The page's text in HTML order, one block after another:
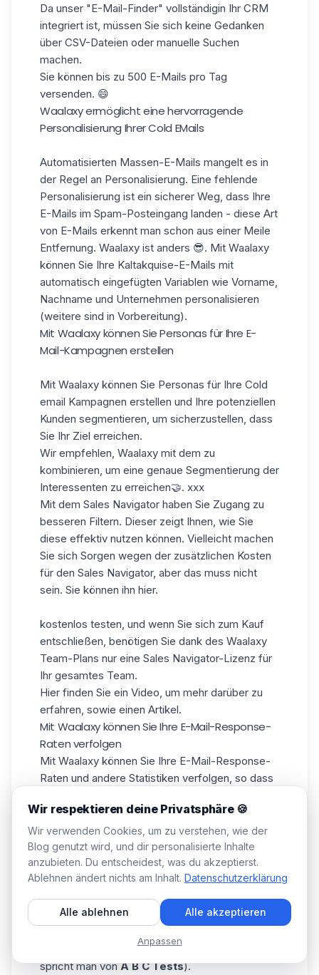
Da unser "E-Mail-Finder" vollständigin Ihr CRM
integriert ist, müssen Sie sich keine Gedanken
über CSV-Dateien oder manuelle Suchen
machen.
Sie können bis zu 500 E-Mails pro Tag
versenden. 😄
Waalaxy ermöglicht eine hervorragende
Personalisierung Ihrer Cold EMails
Automatisierten Massen-E-Mails mangelt es in
der Regel an Personalisierung. Eine fehlende
Personalisierung ist ein sicherer Weg, dass Ihre
E-Mails im Spam-Posteingang landen - diese Art
von E-Mails erkennt man schon aus einer Meile
Entfernung. Waalaxy ist anders 😎. Mit Waalaxy
können Sie Ihre Kaltakquise-E-Mails mit
automatisch eingefügten Variablen wie Vorname,
Nachname und Unternehmen personalisieren
(weitere sind in Vorbereitung).
Mit Waalaxy können Sie Personas für Ihre E-
Mail-Kampagnen erstellen
Mit Waalaxy können Sie Personas für Ihre Cold
email Kampagnen erstellen und Ihre potenziellen
Kunden segmentieren, um sicherzustellen, dass
Sie Ihr Ziel erreichen.
Wir empfehlen, Waalaxy mit dem zu
kombinieren, um eine genaue Segmentierung der
Interessenten zu erreichen🤝. xxx
Mit dem Sales Navigator haben Sie Zugang zu
besseren Filtern. Dieser zeigt Ihnen, wie Sie
diese effektiv nutzen können. Vielleicht machen
Sie sich Sorgen wegen der zusätzlichen Kosten
für den Sales Navigator, aber das muss nicht
sein. Sie können ihn hier.
kostenlos testen, und wenn Sie sich zum Kauf
entschließen, benötigen Sie dank des Waalaxy
Team-Plans nur eine Sales Navigator-Lizenz für
Ihr gesamtes Team.
Hier finden Sie ein Video, um mehr darüber zu
erfahren, sowie einen Artikel.
Mit Waalaxy können Sie Ihre E-Mail-Response-
Raten verfolgen
Mit Waalaxy können Sie Ihre E-Mail-Response-
Raten und andere Statistiken verfolgen, so dass
können, welche Kampagnen erfolgreicher
waren.
A B Testingist eine Technik indigital
marketingdie darin besteht, die Wirksamkeit
von zwei Medien oder Inhalten zu vergleichen,
indem man eine Variante in Bezug auf den Inhalt
oder das Formular testet (natürlich kann man
also zum Beispiel drei Variablen gibt, dann
spricht man vonA B C Tests).
Wir respektieren deine Privatsphäre 🍪
Wir verwenden Cookies, um zu verstehen, wie der
Blog genutzt wird, und dir personalisierte Inhalte
anzubieten. Du entscheidest, was du akzeptierst.
Ablehnen ändert nichts am Inhalt. Datenschutzerklärung
Alle ablehnen Alle akzeptieren
Anpassen